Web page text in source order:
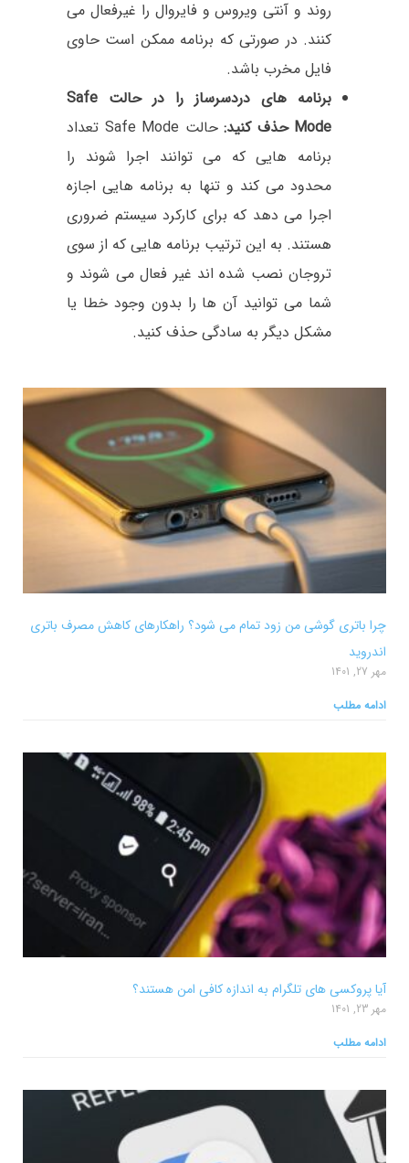
روند و آنتی ویروس و فایروال را غیرفعال می
کنند. در صورتی که برنامه ممکن است حاوی
فایل مخرب باشد.
برنامه های دردسرساز را در حالت Safe
Mode حذف کنید:
حالت Safe Mode تعداد
برنامه هایی که می توانند اجرا شوند را
محدود می کند و تنها به برنامه هایی اجازه
اجرا می دهد که برای کارکرد سیستم ضروری
هستند. به این ترتیب برنامه هایی که از سوی
تروجان نصب شده اند غیر فعال می شوند و
شما می توانید آن ها را بدون وجود خطا یا
مشکل دیگر به سادگی حذف کنید.
چرا باتری گوشی من زود تمام می شود؟ راهکارهای کاهش مصرف باتری
اندروید
مهر 27, 1401
ادامه مطلب
آیا پروکسی های تلگرام به اندازه کافی امن هستند؟
مهر 23, 1401
ادامه مطلب